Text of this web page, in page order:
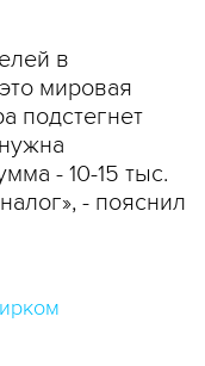
в
мировая
подстегнет
- 10-15 тыс.
- пояснил